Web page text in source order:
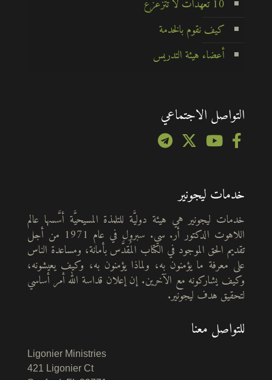
10 تعهدات لا تتزعزع
كيف نقوم بالخدمة
أعضاء هيئة التدريس
التواصل الاجتماعي
خدمات ليجونير
خدمات ليجونير هي هيئة دوليَّة للتلمذة المسيحيَّة أسَّسها عالم
اللاهوت الدكتور أر. سي. سبرول في عام 1971 من أجل
تقديم الحق الموجود في الكتاب المُقدَّس بأمانة، ومساعدة الناس
على معرفة ما يؤمنون به، ولماذا يؤمنون به، وكيف يعيشونه،
وكيف يشاركونه مع الآخرين. إن إعلان قداسة الله أمر أساسي
لتحقيق هدف ليجونير.
للتواصل معنا
Ligonier Ministries
421 Ligonier Ct